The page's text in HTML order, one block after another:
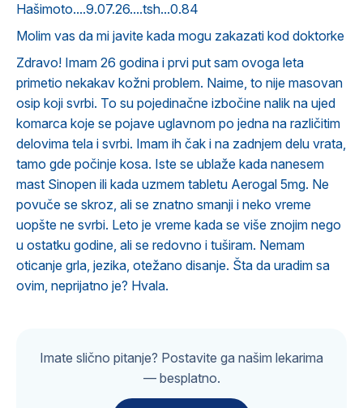
Hašimoto....9.07.26....tsh...0.84
Molim vas da mi javite kada mogu zakazati kod doktorke
Zdravo! Imam 26 godina i prvi put sam ovoga leta
primetio nekakav kožni problem. Naime, to nije masovan
osip koji svrbi. To su pojedinačne izbočine nalik na ujed
komarca koje se pojave uglavnom po jedna na različitim
delovima tela i svrbi. Imam ih čak i na zadnjem delu vrata,
tamo gde počinje kosa. Iste se ublaže kada nanesem
mast Sinopen ili kada uzmem tabletu Aerogal 5mg. Ne
povuče se skroz, ali se znatno smanji i neko vreme
uopšte ne svrbi. Leto je vreme kada se više znojim nego
u ostatku godine, ali se redovno i tuširam. Nemam
oticanje grla, jezika, otežano disanje. Šta da uradim sa
ovim, neprijatno je? Hvala.
Imate slično pitanje? Postavite ga našim lekarima
— besplatno.